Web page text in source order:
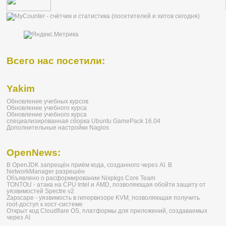
Всего нас посетили:
Yakim
Обновление учебных курсов
Обновление учебного курса
Обновление учебного курса
специализированная сборка Ubuntu GamePack 16.04
Дополнительные настройки Nagios
OpenNews:
В OpenJDK запрещён приём кода, созданного через AI. В
NetworkManager разрешён
Объявлено о расформировании Nixpkgs Core Team
TONTOU - атака на CPU Intel и AMD, позволяющая обойти защиту от
уязвимостей Spectre v2
Zapscape - уязвимость в гипервизоре KVM, позволяющая получить
root-доступ к хост-системе
Открыт код Cloudflare OS, платформы для приложений, создаваемых
через AI